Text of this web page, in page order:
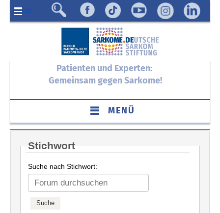
Menü
Patienten und Experten:
Gemeinsam gegen Sarkome!
MENÜ
Stichwort
Suche nach Stichwort: